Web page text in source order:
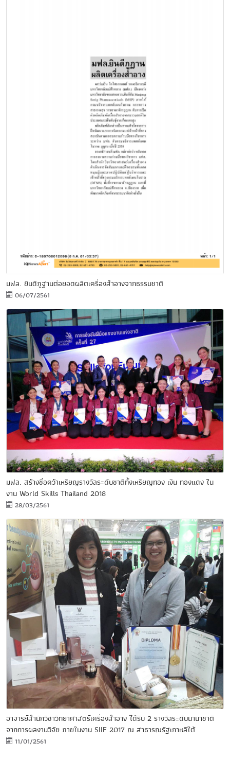
มฟล. ยินดีภูฐานต่อยอดผลิตเครื่องสำอางจากธรรมชาติ
06/07/2561
มฟล. สร้างชื่อคว้าเหรียญรางวัลระดับชาติทั้งเหรียญทอง เงิน ทองแดง ใน
งาน World Skills Thailand 2018
28/03/2561
อาจารย์สำนักวิชาวิทยาศาสตร์เครื่องสำอาง ได้รับ 2 รางวัลระดับนานาชาติ
จากการผลงานวิจัย ภายในงาน SIIF 2017 ณ สาธารณรัฐเกาหลีใต้
11/01/2561